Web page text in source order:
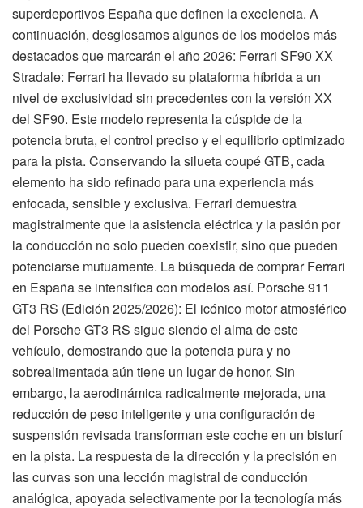
superdeportivos España que definen la excelencia. A
continuación, desglosamos algunos de los modelos más
destacados que marcarán el año 2026: Ferrari SF90 XX
Stradale: Ferrari ha llevado su plataforma híbrida a un
nivel de exclusividad sin precedentes con la versión XX
del SF90. Este modelo representa la cúspide de la
potencia bruta, el control preciso y el equilibrio optimizado
para la pista. Conservando la silueta coupé GTB, cada
elemento ha sido refinado para una experiencia más
enfocada, sensible y exclusiva. Ferrari demuestra
magistralmente que la asistencia eléctrica y la pasión por
la conducción no solo pueden coexistir, sino que pueden
potenciarse mutuamente. La búsqueda de comprar Ferrari
en España se intensifica con modelos así. Porsche 911
GT3 RS (Edición 2025/2026): El icónico motor atmosférico
del Porsche GT3 RS sigue siendo el alma de este
vehículo, demostrando que la potencia pura y no
sobrealimentada aún tiene un lugar de honor. Sin
embargo, la aerodinámica radicalmente mejorada, una
reducción de peso inteligente y una configuración de
suspensión revisada transforman este coche en un bisturí
en la pista. La respuesta de la dirección y la precisión en
las curvas son una lección magistral de conducción
analógica, apoyada selectivamente por la tecnología más